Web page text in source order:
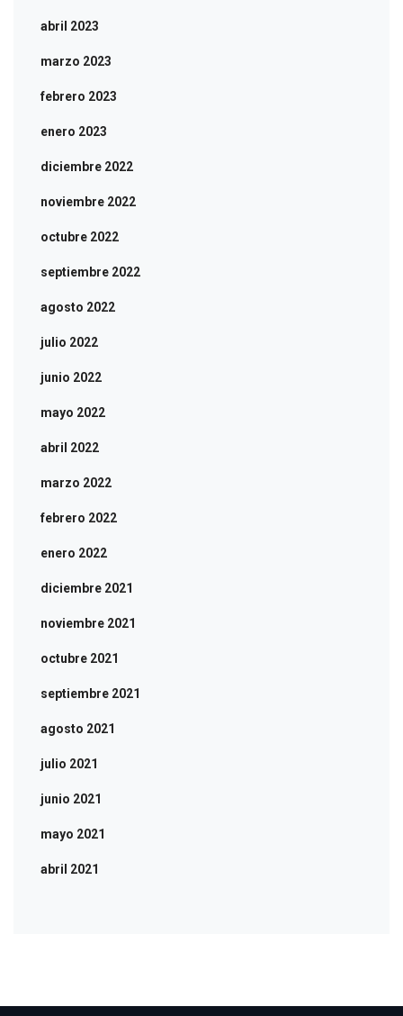
abril 2023
marzo 2023
febrero 2023
enero 2023
diciembre 2022
noviembre 2022
octubre 2022
septiembre 2022
agosto 2022
julio 2022
junio 2022
mayo 2022
abril 2022
marzo 2022
febrero 2022
enero 2022
diciembre 2021
noviembre 2021
octubre 2021
septiembre 2021
agosto 2021
julio 2021
junio 2021
mayo 2021
abril 2021